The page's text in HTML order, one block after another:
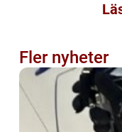
Fler nyheter